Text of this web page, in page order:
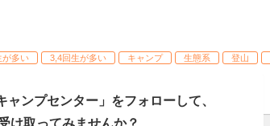
が多い 3,4回生が多い キャンプ 生態系 登山
ンプセンター」をフォローして、
け取ってみませんか？